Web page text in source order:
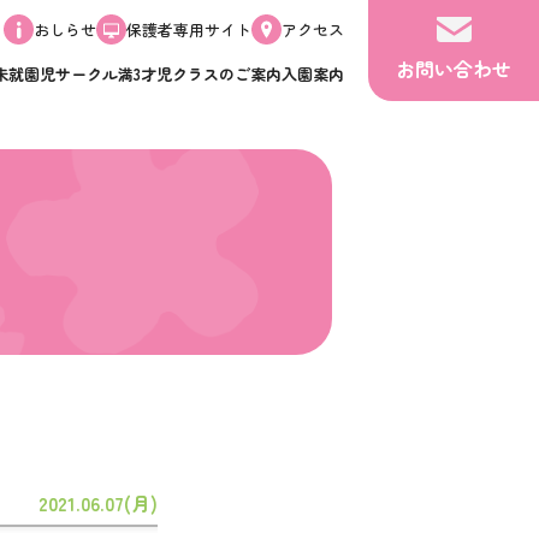
おしらせ 保護者専用サイト
アクセス
就園児サークル満3才児クラスのご案内入園案内 お問い合わせ
2021.06.07(月)